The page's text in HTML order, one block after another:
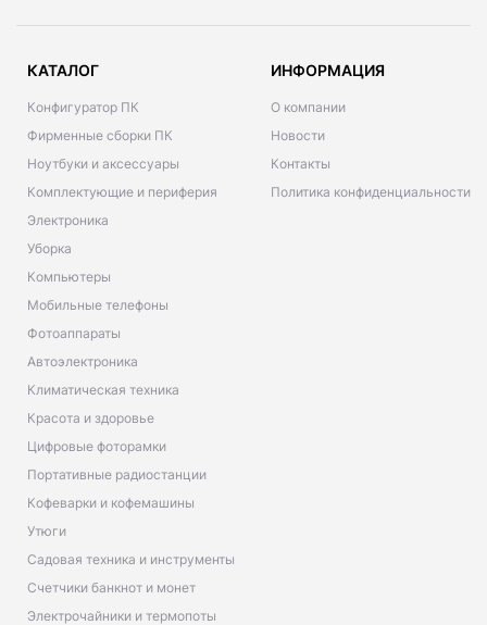
КАТАЛОГ
Конфигуратор ПК
Фирменные сборки ПК
Ноутбуки и аксессуары
Комплектующие и периферия
Электроника
Уборка
Компьютеры
Мобильные телефоны
Фотоаппараты
Автоэлектроника
Климатическая техника
Красота и здоровье
Цифровые фоторамки
Портативные радиостанции
Кофеварки и кофемашины
Утюги
Садовая техника и инструменты
Счетчики банкнот и монет
Электрочайники и термопоты
ИНФОРМАЦИЯ
О компании
Новости
Контакты
Политика конфиденциальности